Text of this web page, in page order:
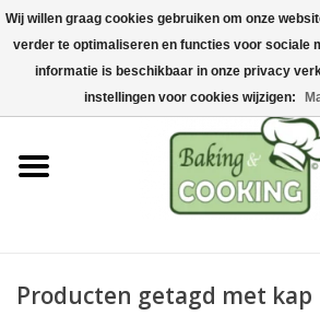
Home
Bak-& kookgerei
Machines & onderdelen
Chocolade & ijsbereiding
Producten getagd met kap
Wij willen graag cookies gebruiken om onze
verder te optimaliseren en functies voor sociale
informatie is beschikbaar in onze privacy
instellingen voor cookies wijzigen: